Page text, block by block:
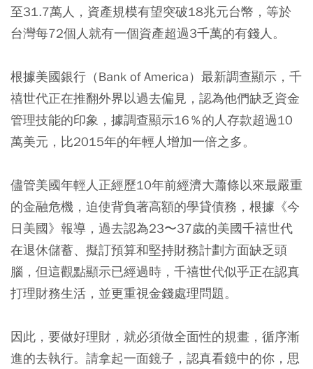
至31.7萬人，資產規模有望突破18兆元台幣，等於
台灣每72個人就有一個資產超過3千萬的有錢人。
根據美國銀行（Bank of America）最新調查顯示，千
禧世代正在推翻外界以過去偏見，認為他們缺乏資金
管理技能的印象，據調查顯示16％的人存款超過10
萬美元，比2015年的年輕人增加一倍之多。
儘管美國年輕人正經歷10年前經濟大蕭條以來最嚴重
的金融危機，迫使背負著高額的學貸債務，根據《今
日美國》報導，過去認為23〜37歲的美國千禧世代
在退休儲蓄、擬訂預算和堅持財務計劃方面缺乏頭
腦，但這觀點顯示已經過時，千禧世代似乎正在認真
打理財務生活，並更重視金錢處理問題。
因此，要做好理財，就必須做全面性的規畫，循序漸
進的去執行。請拿起一面鏡子，認真看鏡中的你，思